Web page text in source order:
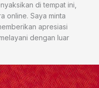
di tempat ini,
online. Saya minta
apresiasi
dengan luar